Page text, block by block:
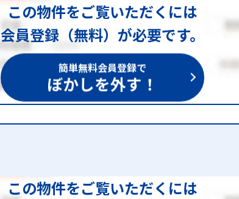
この物件をご覧いただくには
会員登録（無料）が必要です。
簡単無料会員登録で
ぼかしを外す！
この物件をご覧いただくには